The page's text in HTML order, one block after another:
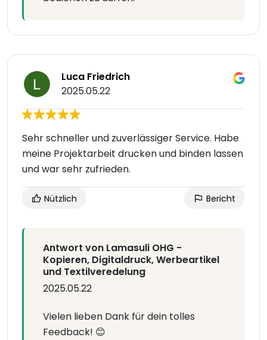
Luca Friedrich
2025.05.22
Sehr schneller und zuverlässiger Service. Habe
meine Projektarbeit drucken und binden lassen
und war sehr zufrieden.
Nützlich Bericht
Antwort von Lamasuli OHG -
Kopieren, Digitaldruck, Werbeartikel
und Textilveredelung
2025.05.22
Vielen lieben Dank für dein tolles
Feedback! 😊